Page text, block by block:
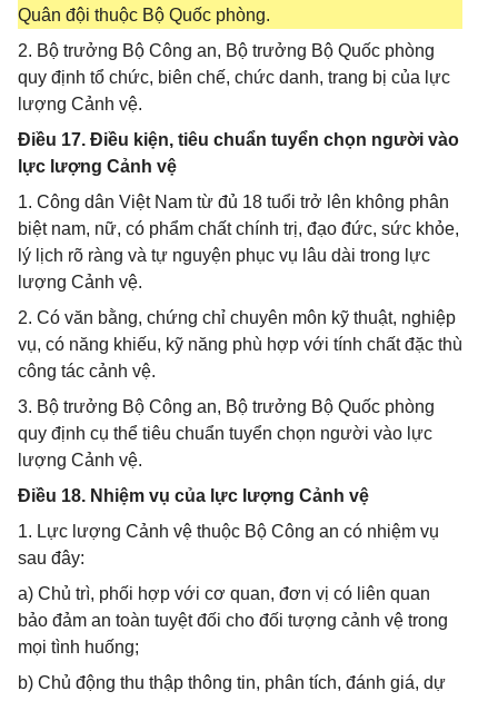
Quân đội thuộc Bộ Quốc phòng.
2. Bộ trưởng Bộ Công an, Bộ trưởng Bộ Quốc phòng
quy định tổ chức, biên chế, chức danh, trang bị của lực
lượng Cảnh vệ.
Điều 17. Điều kiện, tiêu chuẩn tuyển chọn người vào
lực lượng Cảnh vệ
1. Công dân Việt Nam từ đủ 18 tuổi trở lên không phân
biệt nam, nữ, có phẩm chất chính trị, đạo đức, sức khỏe,
lý lịch rõ ràng và tự nguyện phục vụ lâu dài trong lực
lượng Cảnh vệ.
2. Có văn bằng, chứng chỉ chuyên môn kỹ thuật, nghiệp
vụ, có năng khiếu, kỹ năng phù hợp với tính chất đặc thù
công tác cảnh vệ.
3. Bộ trưởng Bộ Công an, Bộ trưởng Bộ Quốc phòng
quy định cụ thể tiêu chuẩn tuyển chọn người vào lực
lượng Cảnh vệ.
Điều 18. Nhiệm vụ của lực lượng Cảnh vệ
1. Lực lượng Cảnh vệ thuộc Bộ Công an có nhiệm vụ
sau đây:
a) Chủ trì, phối hợp với cơ quan, đơn vị có liên quan
bảo đảm an toàn tuyệt đối cho đối tượng cảnh vệ trong
mọi tình huống;
b) Chủ động thu thập thông tin, phân tích, đánh giá, dự